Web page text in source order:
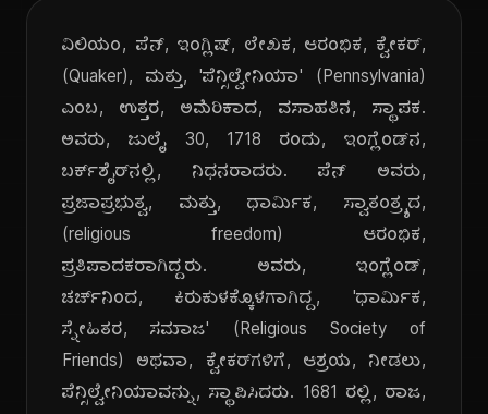
ವಿಲಿಯಂ, ಪೆನ್, ಇಂಗ್ಲಿಷ್, ಲೇಖಕ, ಆರಂಭಿಕ, ಕ್ವೇಕರ್,
(Quaker), ಮತ್ತು, 'ಪೆನ್ಸಿಲ್ವೇನಿಯಾ' (Pennsylvania)
ಎಂಬ, ಉತ್ತರ, ಅಮೆರಿಕಾದ, ವಸಾಹತಿನ, ಸ್ಥಾಪಕ.
ಅವರು, ಜುಲೈ 30, 1718 ರಂದು, ಇಂಗ್ಲೆಂಡ್‌ನ,
ಬರ್ಕ್‌ಶೈರ್‌ನಲ್ಲಿ, ನಿಧನರಾದರು. ಪೆನ್ ಅವರು,
ಪ್ರಜಾಪ್ರಭುತ್ವ, ಮತ್ತು, ಧಾರ್ಮಿಕ, ಸ್ವಾತಂತ್ರ್ಯದ,
(religious freedom) ಆರಂಭಿಕ,
ಪ್ರತಿಪಾದಕರಾಗಿದ್ದರು. ಅವರು, ಇಂಗ್ಲೆಂಡ್,
ಚರ್ಚ್‌ನಿಂದ, ಕಿರುಕುಳಕ್ಕೊಳಗಾಗಿದ್ದ, 'ಧಾರ್ಮಿಕ,
ಸ್ನೇಹಿತರ, ಸಮಾಜ' (Religious Society of
Friends) ಅಥವಾ, ಕ್ವೇಕರ್‌ಗಳಿಗೆ, ಆಶ್ರಯ, ನೀಡಲು,
ಪೆನ್ಸಿಲ್ವೇನಿಯಾವನ್ನು, ಸ್ಥಾಪಿಸಿದರು. 1681 ರಲ್ಲಿ, ರಾಜ,